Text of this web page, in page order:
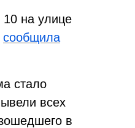
на улице
сообщила
стало
всех
в